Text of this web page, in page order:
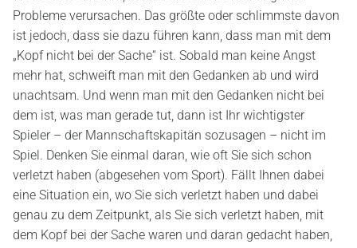
Probleme verursachen. Das größte oder schlimmste davon
ist jedoch, dass sie dazu führen kann, dass man mit dem
„Kopf nicht bei der Sache“ ist. Sobald man keine Angst
mehr hat, schweift man mit den Gedanken ab und wird
unachtsam. Und wenn man mit den Gedanken nicht bei
dem ist, was man gerade tut, dann ist Ihr wichtigster
Spieler – der Mannschaftskapitän sozusagen – nicht im
Spiel. Denken Sie einmal daran, wie oft Sie sich schon
verletzt haben (abgesehen vom Sport). Fällt Ihnen dabei
eine Situation ein, wo Sie sich verletzt haben und dabei
genau zu dem Zeitpunkt, als Sie sich verletzt haben, mit
dem Kopf bei der Sache waren und daran gedacht haben,